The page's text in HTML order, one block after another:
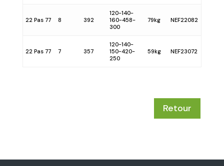
22 Pas 77 8 392
120-140-
160-458-
300
79kg NEF22082
22 Pas 77 7 357
120-140-
150-420-
250
59kg NEF23072
Retour